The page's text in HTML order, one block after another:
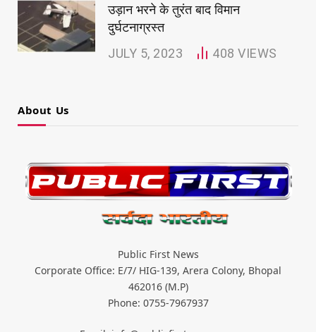
उड़ान भरने के तुरंत बाद विमान
दुर्घटनाग्रस्त
JULY 5, 2023 408VIEWS
About Us
Public First News
Corporate Office: E/7/ HIG-139, Arera Colony, Bhopal
462016 (M.P)
Phone: 0755-7967937